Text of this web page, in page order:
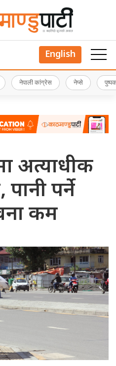
English
नेपाली कांग्रेस नेप्से
अत्याधीक
पर्ने
कम